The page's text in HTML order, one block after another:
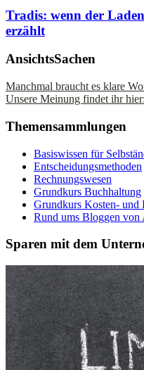
Tradis: wenn der
erzählt
AnsichtsSachen
Manchmal braucht es klare
Unsere Meinung findet ihr hier:
Themensammlungen
Basiswissen für
Entscheidungsmethoden
Rechnungswesen
Grundkurs Buchhaltung
Grundkurs Kosten- und
Rund ums Bloggen von
Sparen mit dem